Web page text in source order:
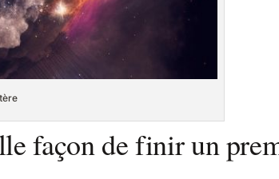
façon de finir un